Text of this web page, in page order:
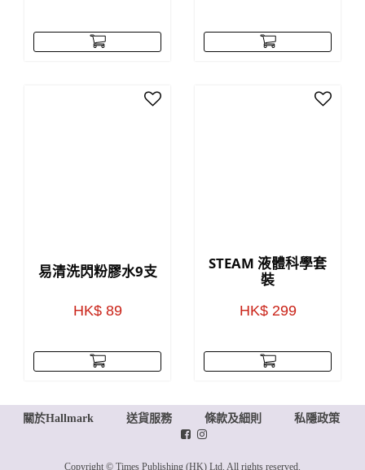
易清洗閃粉膠水9支
HK$ 89
STEAM 液體科學套
裝
HK$ 299
關於Hallmark 送貨服務 條款及細則 私隱政策
Copyright © Times Publishing (HK) Ltd. All rights reserved.